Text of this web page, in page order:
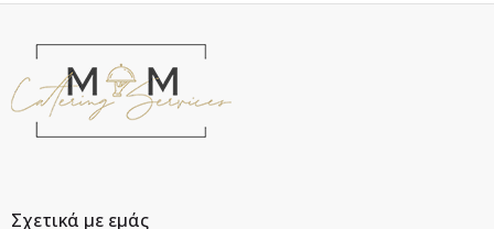
Σχετικά με εμάς